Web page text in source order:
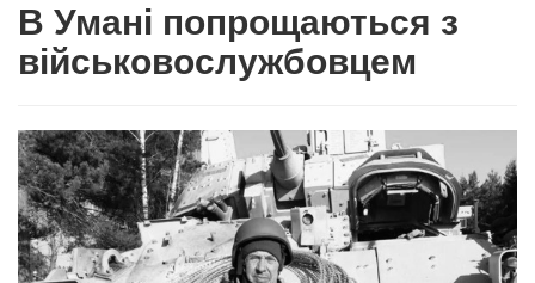
В Умані попрощаються з
військовослужбовцем